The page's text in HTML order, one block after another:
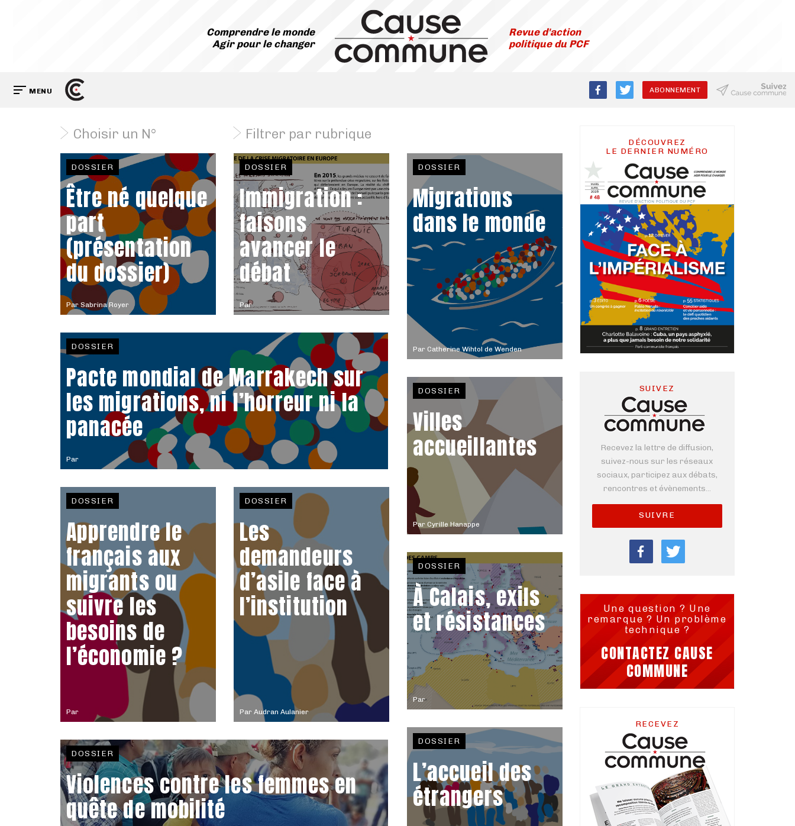
Comprendre le monde
Agir pour le changer
Revue d'action
politique du PCF
MENU ABONNEMENT
Choisir un N° Filtrer par rubrique
Par Sabrina Royer
DOSSIER
Être né quelque
part
(présentation
du dossier)
Par
DOSSIER
Immigration :
faisons
avancer le
débat
Par Catherine Wihtol de Wenden
DOSSIER
Migrations
dans le monde
Par
DOSSIER
Pacte mondial de Marrakech sur
les migrations, ni l’horreur ni la
panacée
Par Cyrille Hanappe
DOSSIER
Villes
accueillantes
Par
DOSSIER
Apprendre le
français aux
migrants ou
suivre les
besoins de
l’économie ?
Par Audran Aulanier
DOSSIER
Les
demandeurs
d’asile face à
l’institution
Par
DOSSIER
À Calais, exils
et résistances
DOSSIER
L’accueil des
étrangers
DOSSIER
Violences contre les femmes en
quête de mobilité
DÉCOUVREZ
LE DERNIER NUMÉRO
SUIVEZ
Recevez la lettre de diffusion,
suivez-nous sur les réseaux
sociaux, participez aux débats,
rencontres et évènements...
SUIVRE
Une question ? Une
remarque ? Un problème
technique ?
CONTACTEZ CAUSE
COMMUNE
RECEVEZ